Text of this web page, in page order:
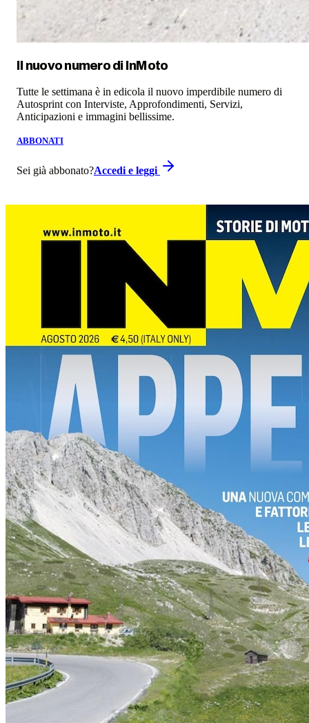
Il nuovo numero di InMoto
Tutte le settimana è in edicola il nuovo imperdibile numero di
Autosprint con Interviste, Approfondimenti, Servizi,
Anticipazioni e immagini bellissime.
ABBONATI
Sei già abbonato?Accedi e leggi